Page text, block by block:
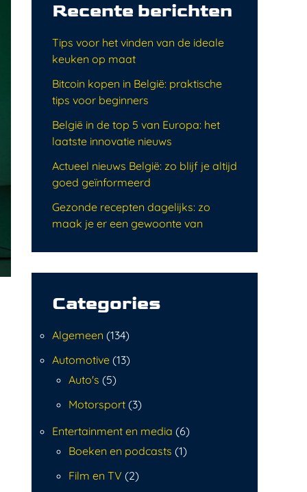
Recente berichten
Tips voor het vinden van de ideale
keuken op maat
Bitcoin kopen in België: praktische
tips voor beginners
België in de top 5 van Europa: het
laatste innovatie nieuws
Actueel nieuws België: zo blijf je altijd
goed geïnformeerd
Gezonde recepten dagelijks: zo
maak je er een gewoonte van
Categories
Algemeen (134)
Automotive (13)
Auto's (5)
Motorsport (3)
Entertainment en media (6)
Boeken en podcasts (1)
Film en TV (2)